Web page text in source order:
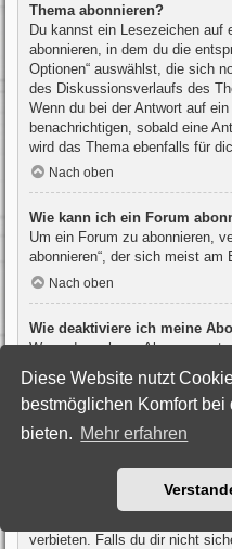
Diese Website nutzt
bestmöglichen Komfort bei
bieten. Mehr erfahren
Thema abonnieren?
Du kannst ein Lesezeichen auf
abonnieren, in dem du die
Optionen“ auswählst, die sich
des Diskussionsverlaufs des
Wenn du bei der Antwort auf
benachrichtigen, sobald eine
wird das Thema ebenfalls für
Nach oben
Wie kann ich ein Forum
Um ein Forum zu abonnieren,
abonnieren“, der sich meist am
Nach oben
Wie deaktiviere ich meine
Wenn du mehrere
du dies im persönlichen
verwalten“ machen.
Nach oben
Welche Dateianhänge sind
Die Board-Administration
verbieten. Falls du dir nicht